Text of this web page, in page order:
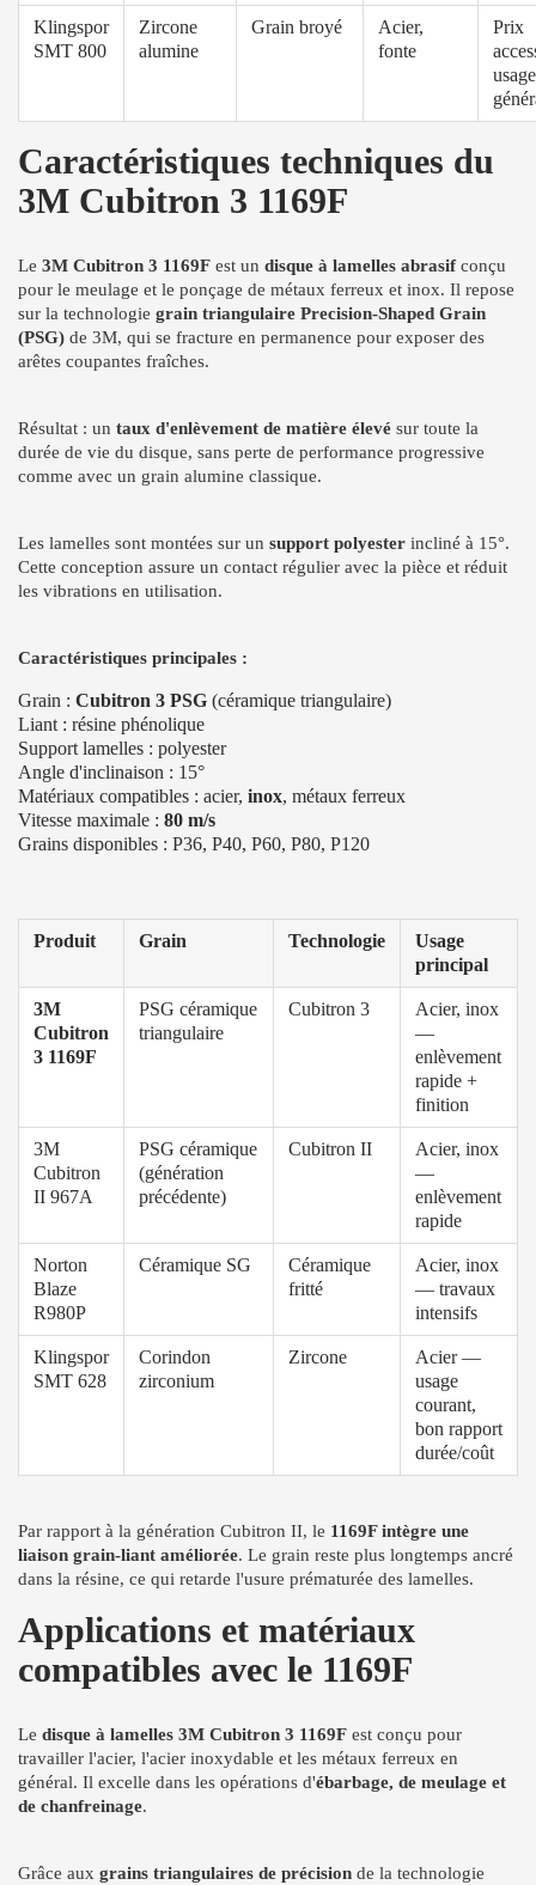
Klingspor
SMT 800
Zircone
alumine
Grain broyé
Acier,
fonte
Prix
usage
Caractéristiques techniques du
3M Cubitron 3 1169F
Le 3M Cubitron 3 1169F est un disque à lamelles abrasifconçu
pour le meulage et le ponçage de métaux ferreux et inox. Il repose
sur la technologie grain triangulaire Precision-Shaped Grain
(PSG) de 3M, qui se fracture en permanence pour exposer des
arêtes coupantes fraîches.
Résultat : un taux d'enlèvement de matière élevé sur toute la
durée de vie du disque, sans perte de performance progressive
comme avec un grain alumine classique.
Les lamelles sont montées sur un support polyester incliné à 15°.
Cette conception assure un contact régulier avec la pièce et réduit
les vibrations en utilisation.
Caractéristiques principales :
Grain : Cubitron 3 PSG (céramique triangulaire)
Liant : résine phénolique
Support lamelles : polyester
Angle d'inclinaison : 15°
Matériaux compatibles : acier, inox, métaux ferreux
Vitesse maximale : 80 m/s
Grains disponibles : P36, P40, P60, P80, P120
Produit Grain Technologie
Usage
principal
3M
Cubitron
3 1169F
PSG céramique
triangulaire
Cubitron 3
Acier, inox
—
enlèvement
rapide +
finition
3M
Cubitron
II 967A
PSG céramique
(génération
précédente)
Cubitron II
Acier, inox
—
enlèvement
rapide
Norton
Blaze
R980P
Céramique SG
Céramique
fritté
Acier, inox
— travaux
intensifs
Klingspor
SMT 628
Corindon
zirconium
Zircone
Acier —
usage
courant,
bon rapport
durée/coût
Par rapport à la génération Cubitron II, le 1169F intègre une
liaison grain-liant améliorée. Le grain reste plus longtemps ancré
dans la résine, ce qui retarde l'usure prématurée des lamelles.
Applications et matériaux
compatibles avec le 1169F
Le disque à lamelles 3M Cubitron 3 1169F est conçu pour
travailler l'acier, l'acier inoxydable et les métaux ferreux en
général. Il excelle dans les opérations d'ébarbage, de meulage et
de chanfreinage.
Grâce aux grains triangulaires de précision de la technologie